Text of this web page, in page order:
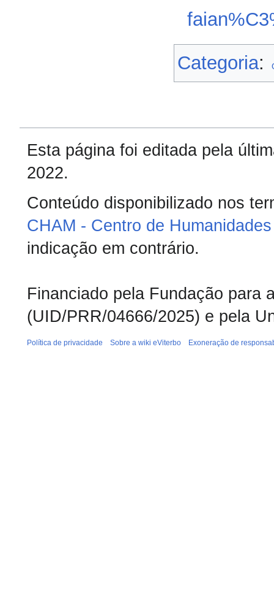
Categoria:
Esta página foi editada pela
2022.
Conteúdo disponibilizado nos
CHAM - Centro de
indicação em contrário.
Financiado pela Fundação para
(UID/PRR/04666/2025) e pela
Política de privacidade Sobre a wiki eViterbo Exoneração de